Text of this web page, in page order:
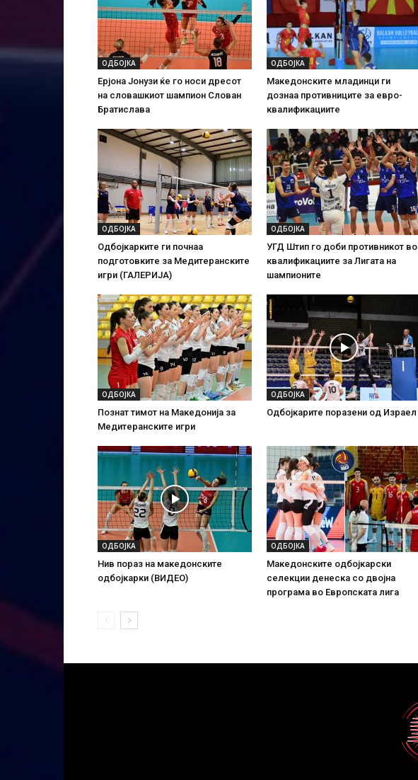
ОДБОЈКА
Ерјона Јонузи ќе го носи дресот
на словашкиот шампион Слован
Братислава
ОДБОЈКА
Македонските младинци ги
дознаа противниците за евро-
квалификациите
ОДБОЈКА
Одбојкарките ги почнаа
подготовките за Медитеранските
игри (ГАЛЕРИЈА)
ОДБОЈКА
УГД Штип го доби противникот во
квалификациите за Лигата на
шампионите
ОДБОЈКА
Познат тимот на Македонија за
Медитеранските игри
ОДБОЈКА
Одбојкарите поразени од Израел
ОДБОЈКА
Нив пораз на македонските
одбојкарки (ВИДЕО)
ОДБОЈКА
Македонските одбојкарски
селекции денеска со двојна
програма во Европската лига